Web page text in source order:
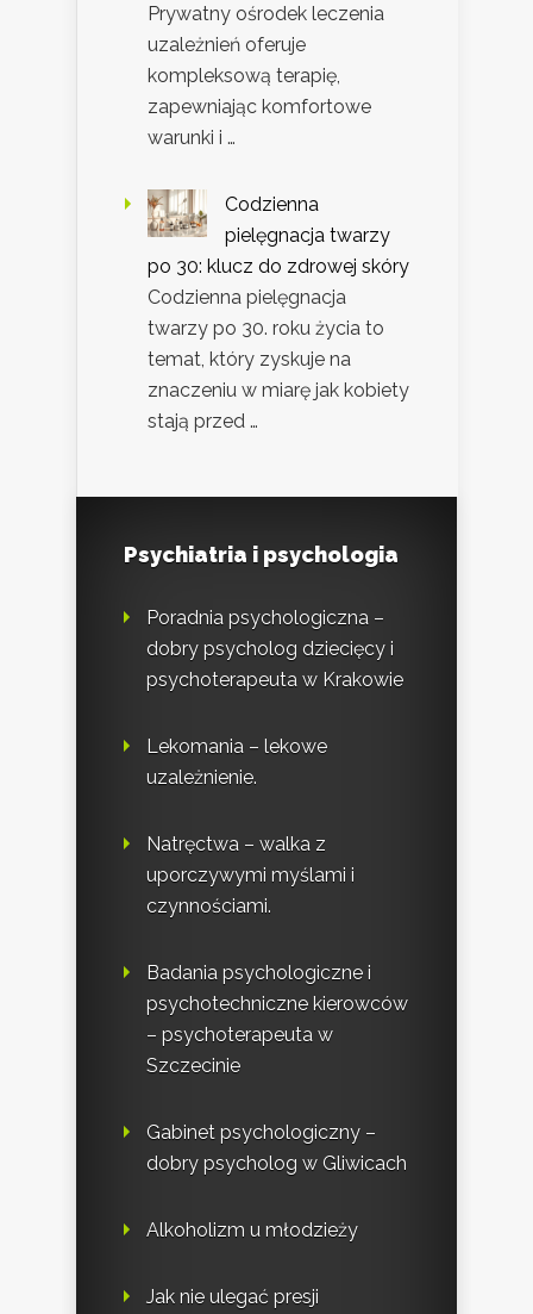
Prywatny ośrodek leczenia
uzależnień oferuje
kompleksową terapię,
zapewniając komfortowe
warunki i …
Codzienna
pielęgnacja twarzy
po 30: klucz do zdrowej skóry
Codzienna pielęgnacja
twarzy po 30. roku życia to
temat, który zyskuje na
znaczeniu w miarę jak kobiety
stają przed …
Psychiatria i psychologia
Poradnia psychologiczna –
dobry psycholog dziecięcy i
psychoterapeuta w Krakowie
Lekomania – lekowe
uzależnienie.
Natręctwa – walka z
uporczywymi myślami i
czynnościami.
Badania psychologiczne i
psychotechniczne kierowców
– psychoterapeuta w
Szczecinie
Gabinet psychologiczny –
dobry psycholog w Gliwicach
Alkoholizm u młodzieży
Jak nie ulegać presji